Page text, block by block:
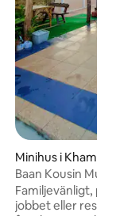
Minihus i Kham A
Baan Kousin
Familjevänligt,
jobbet eller res